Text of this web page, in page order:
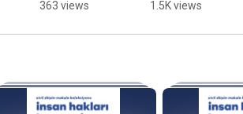
detaylar
363 views
Ömer Öner
1.5K views